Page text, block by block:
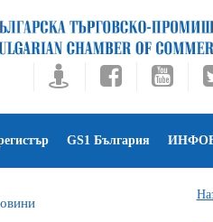
GS1 България